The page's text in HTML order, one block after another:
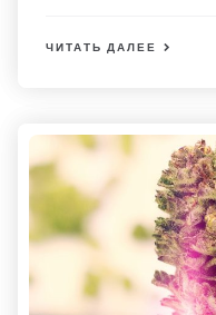
ЧИТАТЬ ДАЛЕЕ